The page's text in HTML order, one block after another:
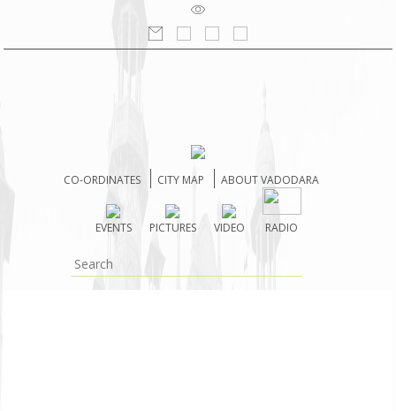
CO-ORDINATES CITY MAP ABOUT VADODARA
EVENTS PICTURES VIDEO RADIO